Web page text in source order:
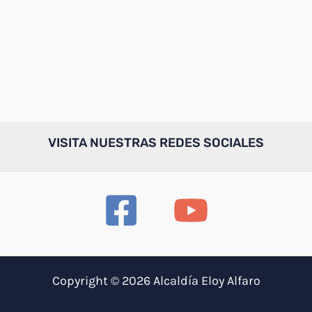
VISITA NUESTRAS REDES SOCIALES
Copyright © 2026 Alcaldía Eloy Alfaro